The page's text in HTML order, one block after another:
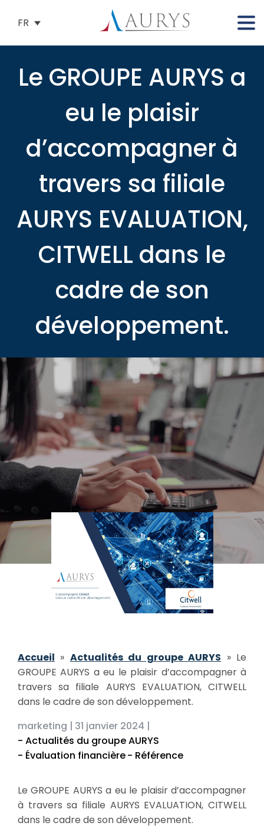
FR
Le GROUPE AURYS a
eu le plaisir
d’accompagner à
travers sa filiale
AURYS EVALUATION,
CITWELL dans le
cadre de son
développement.
Accueil » Actualités du groupe AURYS » Le
GROUPE AURYS a eu le plaisir d’accompagner à
travers sa filiale AURYS EVALUATION, CITWELL
dans le cadre de son développement.
marketing | 31 janvier 2024 |
- Actualités du groupe AURYS
- Évaluation financière- Référence
Le GROUPE AURYS a eu le plaisir d’accompagner
à travers sa filiale AURYS EVALUATION, CITWELL
dans le cadre de son développement.